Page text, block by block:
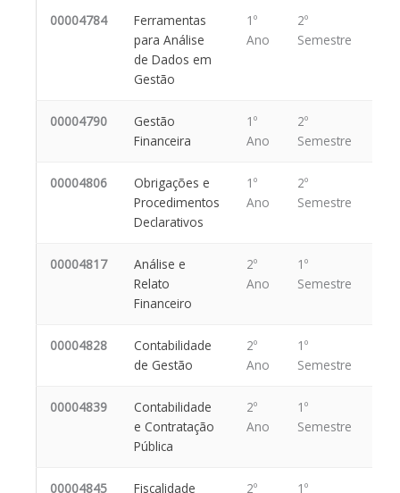
00004784
Ferramentas
para Análise
de Dados em
Gestão
1º
Ano
2º
Semestre
00004790
Gestão
Financeira
1º
Ano
2º
Semestre
00004806
Obrigações e
Procedimentos
Declarativos
1º
Ano
2º
Semestre
00004817
Análise e
Relato
Financeiro
2º
Ano
1º
Semestre
00004828
Contabilidade
de Gestão
2º
Ano
1º
Semestre
00004839
Contabilidade
e Contratação
Pública
2º
Ano
1º
Semestre
00004845 Fiscalidade 2º 1º